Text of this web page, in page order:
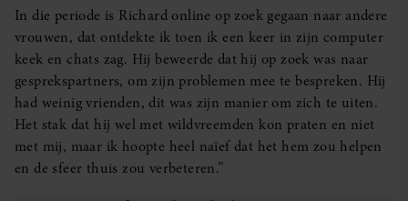
In die periode is Richard online op zoek gegaan naar andere
vrouwen, dat ontdekte ik toen ik een keer in zijn computer
keek en chats zag. Hij beweerde dat hij op zoek was naar
gesprekspartners, om zijn problemen mee te bespreken. Hij
had weinig vrienden, dit was zijn manier om zich te uiten.
Het stak dat hij wel met wildvreemden kon praten en niet
met mij, maar ik hoopte heel naïef dat het hem zou helpen
en de sfeer thuis zou verbeteren.”